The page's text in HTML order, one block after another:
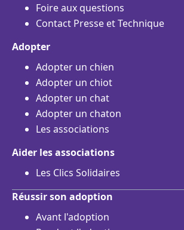
Foire aux questions
Contact Presse et Technique
Adopter
Adopter un chien
Adopter un chiot
Adopter un chat
Adopter un chaton
Les associations
Aider les associations
Les Clics Solidaires
Réussir son adoption
Avant l'adoption